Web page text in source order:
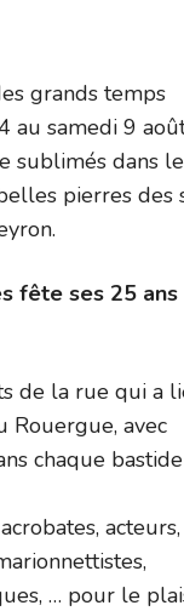
grands temps
au samedi 9
sublimés dans le
pierres des
fête ses 25 ans
de la rue qui a
Rouergue, avec
chaque
acteurs,
… pour le